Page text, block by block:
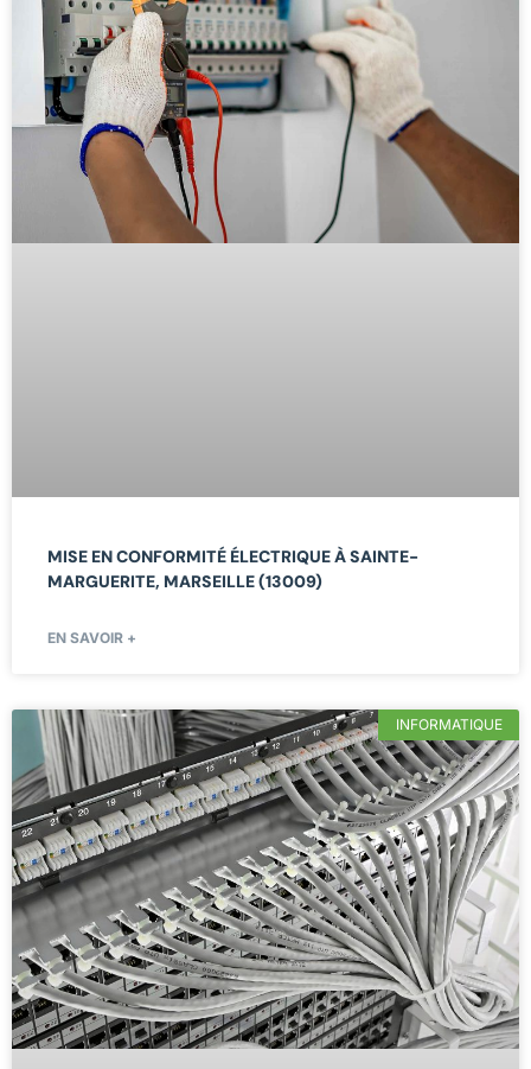
MISE EN CONFORMITÉ ÉLECTRIQUE À SAINTE-
MARGUERITE, MARSEILLE (13009)
EN SAVOIR +
INFORMATIQUE